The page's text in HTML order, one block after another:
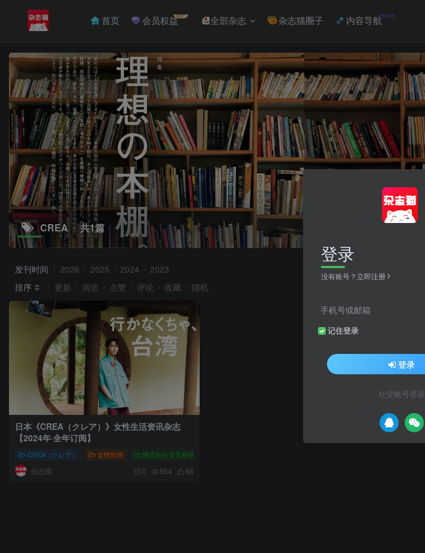
首页 会员权益VIP 全部杂志 杂志猫圈子 内容导航NEW
CREA 共1篇
发刊时间 2026 2025 2024
2023
排序
更新 浏览 点赞 评论 收藏 随机
日本《CREA（クレア）》女性生活资讯杂志
【2024年·全年订阅】
CREA（クレア） 女性时尚 株式会社文艺春秋
杂志猫 0 854 88
登录
没有账号？立即注册
手机号或邮箱
记住登录
登录
社交账号登录